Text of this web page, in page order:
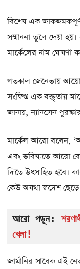
বিশেষ এক
সম্মাননা তুলে দেয়া
মার্কেলের নাম
গতকাল জেনেভায়
সংক্ষিপ্ত এক বক্তৃতায়
জানায়, ন্যানসেন
মার্কেল আরো বলেন,
এবং ভবিষ্যতে আরো
দিতে উৎসাহিত হবে।
কেউ অযথা স্বদেশ ছেড়ে
আরো পড়ুন:
খেলা!
জার্মানির সাবেক এই